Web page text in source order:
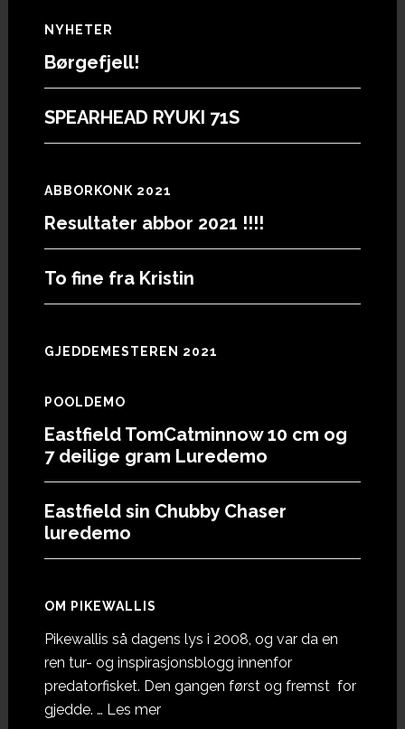
Footer
NYHETER
Børgefjell!
SPEARHEAD RYUKI 71S
ABBORKONK 2021
Resultater abbor 2021 !!!!
To fine fra Kristin
GJEDDEMESTEREN 2021
POOLDEMO
Eastfield TomCatminnow 10 cm og
7 deilige gram Luredemo
Eastfield sin Chubby Chaser
luredemo
OM PIKEWALLIS
Pikewallis så dagens lys i 2008, og var da en
ren tur- og inspirasjonsblogg innenfor
predatorfisket. Den gangen først og fremst for
gjedde. … Les meromOm